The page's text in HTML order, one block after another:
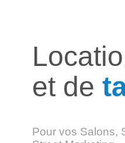
et de
Pour vos Salons,